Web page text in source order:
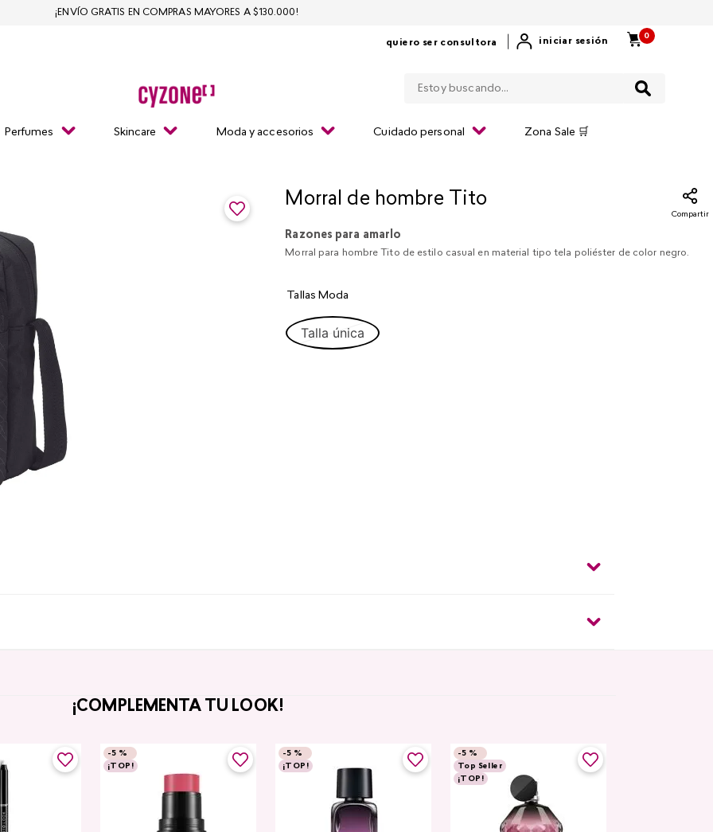
quiero ser consultora iniciar sesión
0
Perfumes Skincare Moda y accesorios Cuidado personal Zona Sale 🛒
¡ENVÍO GRATIS EN COMPRAS MAYORES A $130.000!
Morral de hombre Tito
Compartir
Razones para amarlo
Morral para hombre Tito de estilo casual en material tipo tela poliéster de color negro.​
Tallas Moda
Talla única
¡COMPLEMENTA TU LOOK!
-5 %
¡TOP!
-5 %
¡TOP!
-5 %
Top Seller
¡TOP!